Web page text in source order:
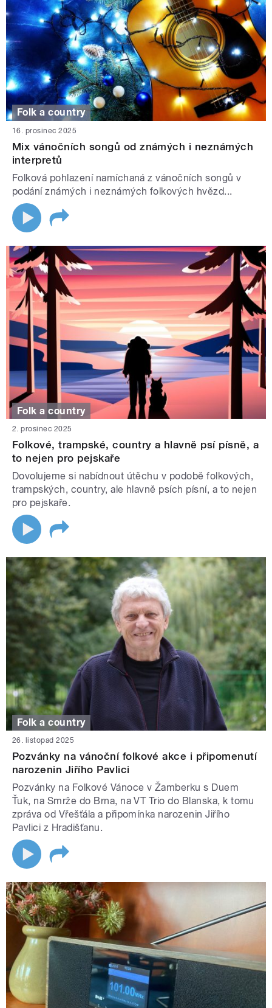
Folk a country
16. prosinec 2025
Mix vánočních songů od známých i neznámých
interpretů
Folková pohlazení namíchaná z vánočních songů v
podání známých i neznámých folkových hvězd...
Folk a country
2. prosinec 2025
Folkové, trampské, country a hlavně psí písně, a
to nejen pro pejskaře
Dovolujeme si nabídnout útěchu v podobě folkových,
trampských, country, ale hlavně psích písní, a to nejen
pro pejskaře.
Folk a country
26. listopad 2025
Pozvánky na vánoční folkové akce i připomenutí
narozenin Jiřího Pavlici
Pozvánky na Folkové Vánoce v Žamberku s Duem
Ťuk, na Smrže do Brna, na VT Trio do Blanska, k tomu
zpráva od Vřešťála a připomínka narozenin Jiřího
Pavlici z Hradišťanu.